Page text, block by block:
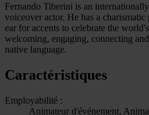
Fernando Tiberini is an
voiceover actor. He has a charismatic
ear for accents to celebrate the
welcoming, engaging, connecting
native language.
Caractéristiques
Employabilité :
Animateur d'événement,